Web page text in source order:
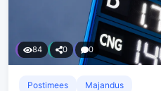
84 0 0
Postimees Majandus